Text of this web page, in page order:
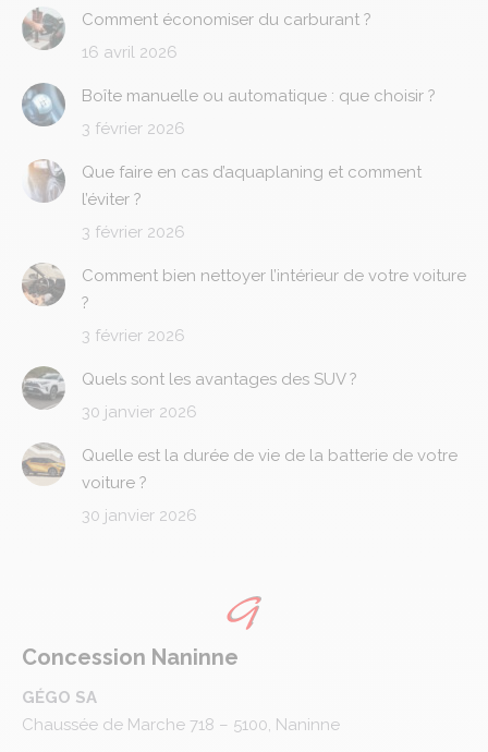
Comment économiser du carburant ?
16 avril 2026
Boîte manuelle ou automatique : que choisir ?
3 février 2026
Que faire en cas d’aquaplaning et comment
l’éviter ?
3 février 2026
Comment bien nettoyer l’intérieur de votre voiture
?
3 février 2026
Quels sont les avantages des SUV ?
30 janvier 2026
Quelle est la durée de vie de la batterie de votre
voiture ?
30 janvier 2026
Concession Naninne
GÉGO SA
Chaussée de Marche 718 – 5100, Naninne